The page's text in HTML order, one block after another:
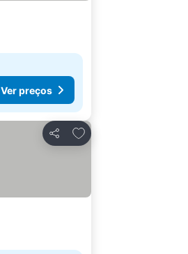
Ver preços
Partilhar
Adicionar aos favoritos